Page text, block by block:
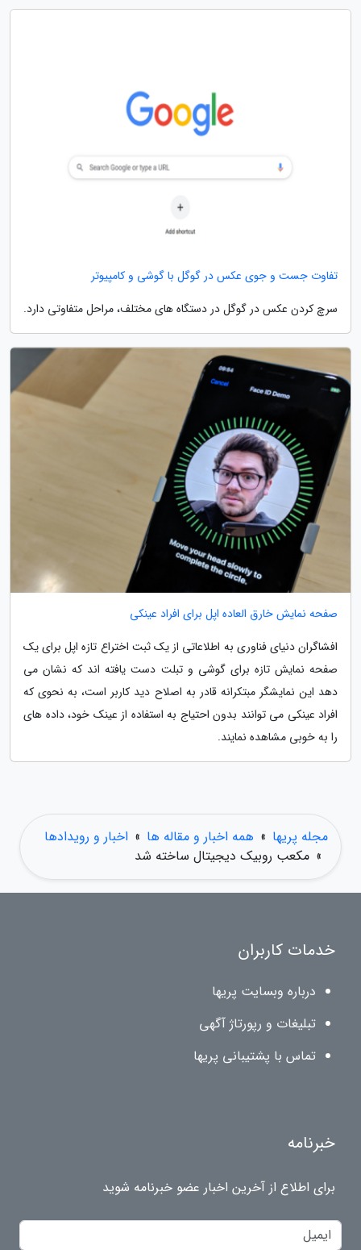
تفاوت جست و جوی عکس در گوگل با گوشی و کامپیوتر
سرچ کردن عکس در گوگل در دستگاه های مختلف، مراحل متفاوتی دارد.
صفحه نمایش خارق العاده اپل برای افراد عینکی
افشاگران دنیای فناوری به اطلاعاتی از یک ثبت اختراع تازه اپل برای یک
صفحه نمایش تازه برای گوشی و تبلت دست یافته اند که نشان می
دهد این نمایشگر مبتکرانه قادر به اصلاح دید کاربر است، به نحوی که
افراد عینکی می توانند بدون احتیاج به استفاده از عینک خود، داده های
را به خوبی مشاهده نمایند.
مجله پریها » همه اخبار و مقاله ها » اخبار و رویدادها
» مکعب روبیک دیجیتال ساخته شد
خدمات کاربران
درباره وبسایت پریها
تبلیغات و رپورتاژ آگهی
تماس با پشتیبانی پریها
خبرنامه
برای اطلاع از آخرین اخبار عضو خبرنامه شوید